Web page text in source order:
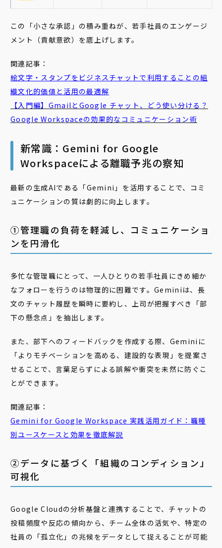
この「小さな承認」の積み重ねが、若手社員のエンゲージ
メント（貢献意欲）を底上げします。
関連記事：
絵文字・スタンプをビジネスチャットで利用することの組
織文化的価値と活用の最適解
【入門編】GmailとGoogle チャット、どう使い分ける？
Google Workspaceの効果的なコミュニケーション術
新常識：Gemini for Google
Workspaceによる離職予兆の察知
最新の生成AIである「Gemini」を活用することで、コミ
ュニケーションの質は劇的に向上します。
①管理職の負荷を軽減し、コミュニケーショ
ンを円滑化
多忙な管理職にとって、一人ひとりの若手社員にきめ細か
なフォローを行うのは物理的に困難です。Geminiは、長
文のチャット履歴を瞬時に要約し、上司が把握すべき「部
下の懸念点」を抽出します。
また、部下へのフィードバックを作成する際、Geminiに
「よりモチベーションを高める、建設的な表現」を提案さ
せることで、言葉足らずによる誤解や衝突を未然に防ぐこ
とができます。
関連記事：
Gemini for Google Workspace 実践活用ガイド：職種
別ユースケースと効果を徹底解説
②データに基づく「組織のコンディション」
可視化
Google Cloudの分析基盤と連携することで、チャットの
投稿頻度や反応の傾向から、チーム全体の活気や、特定の
社員の「孤立化」の兆候をデータとして捉えることが可能